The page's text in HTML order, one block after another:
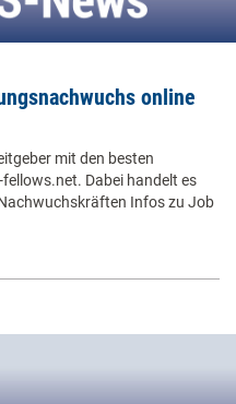
online
mit den besten
Dabei handelt es
Infos zu Job